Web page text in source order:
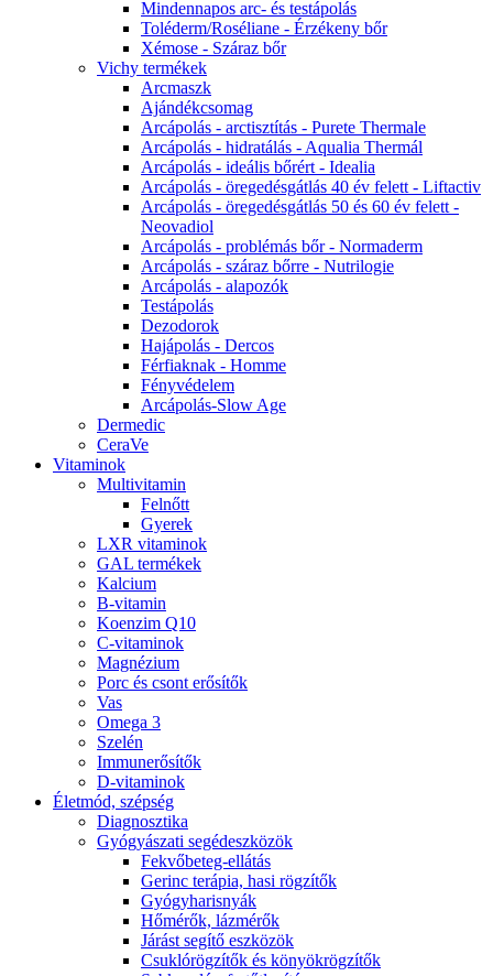
Mindennapos arc- és testápolás
Toléderm/Roséliane - Érzékeny bőr
Xémose - Száraz bőr
Vichy termékek
Arcmaszk
Ajándékcsomag
Arcápolás - arctisztítás - Purete Thermale
Arcápolás - hidratálás - Aqualia Thermál
Arcápolás - ideális bőrért - Idealia
Arcápolás - öregedésgátlás 40 év felett - Liftactiv
Arcápolás - öregedésgátlás 50 és 60 év felett -
Neovadiol
Arcápolás - problémás bőr - Normaderm
Arcápolás - száraz bőrre - Nutrilogie
Arcápolás - alapozók
Testápolás
Dezodorok
Hajápolás - Dercos
Férfiaknak - Homme
Fényvédelem
Arcápolás-Slow Age
Dermedic
CeraVe
Vitaminok
Multivitamin
Felnőtt
Gyerek
LXR vitaminok
GAL termékek
Kalcium
B-vitamin
Koenzim Q10
C-vitaminok
Magnézium
Porc és csont erősítők
Vas
Omega 3
Szelén
Immunerősítők
D-vitaminok
Életmód, szépség
Diagnosztika
Gyógyászati segédeszközök
Fekvőbeteg-ellátás
Gerinc terápia, hasi rögzítők
Gyógyharisnyák
Hőmérők, lázmérők
Járást segítő eszközök
Csuklórögzítők és könyökrögzítők